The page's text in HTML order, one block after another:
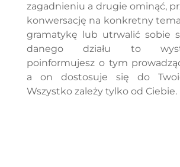
zagadnieniu a drugie ominąć,
konwersację na konkretny
gramatykę lub utrwalić sobie
danego działu to
poinformujesz o tym
a on dostosuje się do
Wszystko zależy tylko od Ciebie.